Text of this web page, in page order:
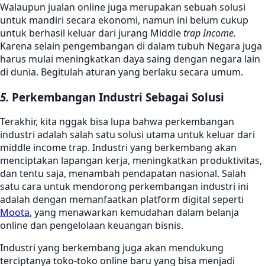
Walaupun jualan online juga merupakan sebuah solusi
untuk mandiri secara ekonomi, namun ini belum cukup
untuk berhasil keluar dari jurang Middletrap Income.
Karena selain pengembangan di dalam tubuh Negara juga
harus mulai meningkatkan daya saing dengan negara lain
di dunia. Begitulah aturan yang berlaku secara umum.
5. Perkembangan Industri Sebagai Solusi
Terakhir, kita nggak bisa lupa bahwa perkembangan
industri adalah salah satu solusi utama untuk keluar dari
middle income trap. Industri yang berkembang akan
menciptakan lapangan kerja, meningkatkan produktivitas,
dan tentu saja, menambah pendapatan nasional. Salah
satu cara untuk mendorong perkembangan industri ini
adalah dengan memanfaatkan platform digital seperti
Moota, yang menawarkan kemudahan dalam belanja
online dan pengelolaan keuangan bisnis.
Industri yang berkembang juga akan mendukung
terciptanya toko-toko online baru yang bisa menjadi